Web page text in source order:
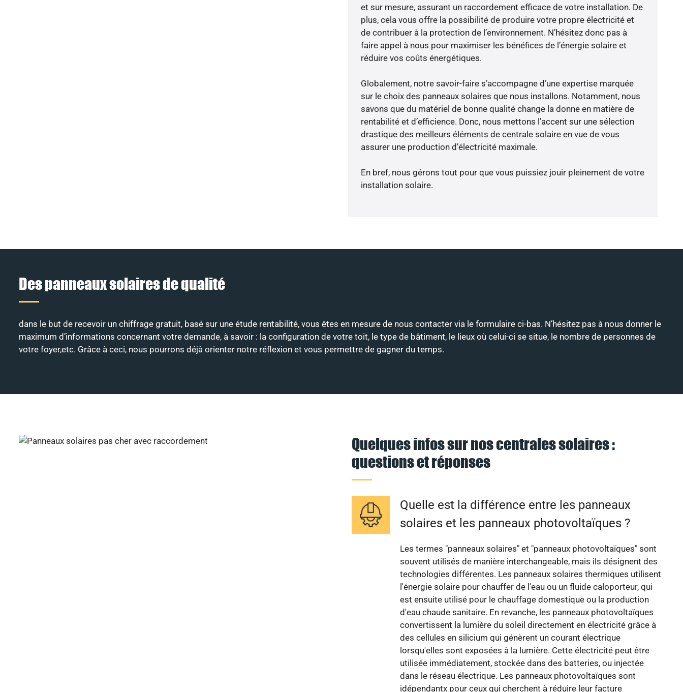
et sur mesure, assurant un raccordement efficace de votre installation. De
plus, cela vous offre la possibilité de produire votre propre électricité et
de contribuer à la protection de l’environnement. N’hésitez donc pas à
faire appel à nous pour maximiser les bénéfices de l’énergie solaire et
réduire vos coûts énergétiques.
Globalement, notre savoir-faire s’accompagne d’une expertise marquée
sur le choix des panneaux solaires que nous installons. Notamment, nous
savons que du matériel de bonne qualité change la donne en matière de
rentabilité et d’efficience. Donc, nous mettons l’accent sur une sélection
drastique des meilleurs éléments de centrale solaire en vue de vous
assurer une production d’électricité maximale.
En bref, nous gérons tout pour que vous puissiez jouir pleinement de votre
installation solaire.
Des panneaux solaires de qualité
dans le but de recevoir un chiffrage gratuit, basé sur une étude rentabilité, vous êtes en mesure de nous contacter via le formulaire ci-bas. N’hésitez pas à nous donner le
maximum d’informations concernant votre demande, à savoir : la configuration de votre toit, le type de bâtiment, le lieux où celui-ci se situe, le nombre de personnes de
votre foyer,etc. Grâce à ceci, nous pourrons déjà orienter notre réflexion et vous permettre de gagner du temps.
Quelques infos sur nos centrales solaires :
questions et réponses
Quelle est la différence entre les panneaux
solaires et les panneaux photovoltaïques ?
Les termes "panneaux solaires" et "panneaux photovoltaïques" sont
souvent utilisés de manière interchangeable, mais ils désignent des
technologies différentes. Les panneaux solaires thermiques utilisent
l'énergie solaire pour chauffer de l'eau ou un fluide caloporteur, qui
est ensuite utilisé pour le chauffage domestique ou la production
d'eau chaude sanitaire. En revanche, les panneaux photovoltaïques
convertissent la lumière du soleil directement en électricité grâce à
des cellules en silicium qui génèrent un courant électrique
lorsqu'elles sont exposées à la lumière. Cette électricité peut être
utilisée immédiatement, stockée dans des batteries, ou injectée
dans le réseau électrique. Les panneaux photovoltaïques sont
idépendantx pour ceux qui cherchent à réduire leur facture